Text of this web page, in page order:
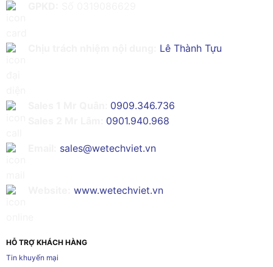
Lê Thành Tựu
0909.346.736
0901.940.968
sales@wetechviet.vn
www.wetechviet.vn
HỖ TRỢ KHÁCH HÀNG
Tin khuyến mại